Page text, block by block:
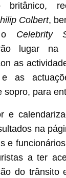
britânico,
Colbert,
o Celebrity
lugar na
as
as
sopro, para
e
na
e
a ter
do trânsito